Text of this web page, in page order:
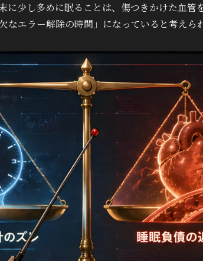
少し多めに眠ることは、傷つきかけた血管
エラー解除の時間」になっていると考えら